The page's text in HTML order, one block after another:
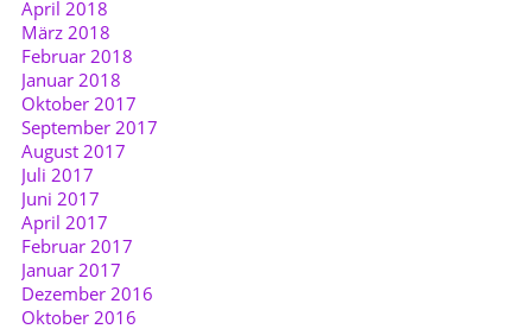
April 2018
März 2018
Februar 2018
Januar 2018
Oktober 2017
September 2017
August 2017
Juli 2017
Juni 2017
April 2017
Februar 2017
Januar 2017
Dezember 2016
Oktober 2016